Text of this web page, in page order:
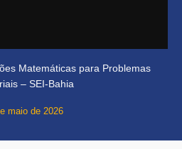
Matemáticas para Problemas
– SEI-Bahia
maio de 2026